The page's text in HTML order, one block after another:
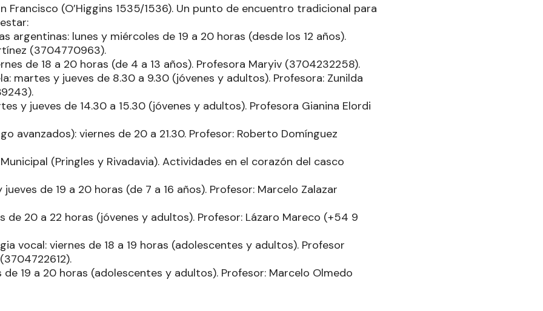
Francisco (O’Higgins 1535/1536). Un punto de encuentro tradicional para
argentinas: lunes y miércoles de 19 a 20 horas (desde los 12 años).
(3704770963).
de 18 a 20 horas (de 4 a 13 años). Profesora Maryiv (3704232258).
martes y jueves de 8.30 a 9.30 (jóvenes y adultos). Profesora: Zunilda
y jueves de 14.30 a 15.30 (jóvenes y adultos). Profesora Gianina Elordi
avanzados): viernes de 20 a 21.30. Profesor: Roberto Domínguez
(Pringles y Rivadavia). Actividades en el corazón del casco
de 19 a 20 horas (de 7 a 16 años). Profesor: Marcelo Zalazar
de 20 a 22 horas (jóvenes y adultos). Profesor: Lázaro Mareco (+54 9
vocal: viernes de 18 a 19 horas (adolescentes y adultos). Profesor
19 a 20 horas (adolescentes y adultos). Profesor: Marcelo Olmedo